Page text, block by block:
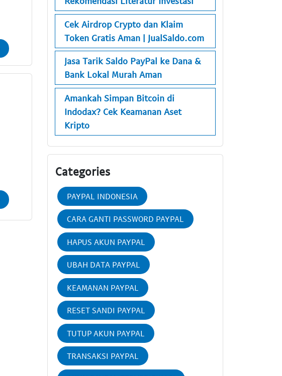
Cek Airdrop Crypto dan Klaim
Token Gratis Aman | JualSaldo.com
Jasa Tarik Saldo PayPal ke Dana &
Bank Lokal Murah Aman
Amankah Simpan Bitcoin di
Indodax? Cek Keamanan Aset
Kripto
Categories
PAYPAL INDONESIA
CARA GANTI PASSWORD PAYPAL
HAPUS AKUN PAYPAL
UBAH DATA PAYPAL
KEAMANAN PAYPAL
RESET SANDI PAYPAL
TUTUP AKUN PAYPAL
TRANSAKSI PAYPAL